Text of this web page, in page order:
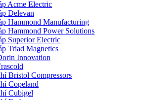
Acme Electric
Delevan
Hammond Manufacturing
Hammond Power Solutions
Superior Electric
Triad Magnetics
Innovation
Bristol Compressors
Copeland
Cubigel